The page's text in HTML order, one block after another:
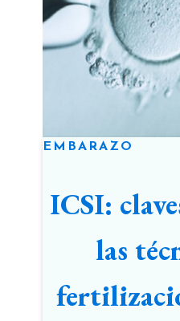
EMBARAZO
ICSI:
las